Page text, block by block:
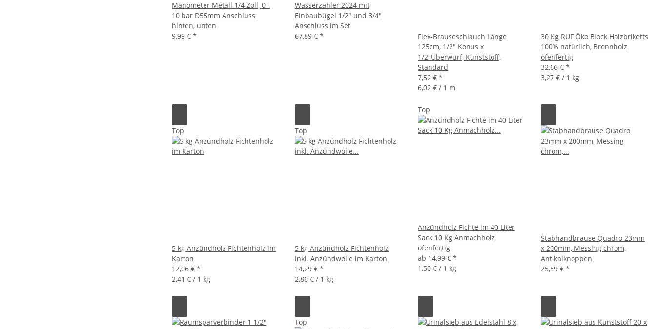
Manometer Metall 1/4 Zoll, 0 -
10 bar D55mm Anschluss
hinten, unten
9,99 € *
Wasserzähler 2024 mit
Einbaubügel 1/2" und 3/4"
Anschluss im Set
67,89 € *
Flex-Brauseschlauch Länge
125cm, 1/2" Konus x
1/2"Überwurf, Kunststoff,
Standard
7,52 € *
6,02 € / 1 m
30 Kg RUF Öko Block Holzbriketts
100% natürlich, Brennholz
ofenfertig
32,66 € *
3,27 € / 1 kg
Top
5 kg Anzündholz Fichtenholz im
Karton
12,06 € *
2,41 € / 1 kg
Top
5 kg Anzündholz Fichtenholz
inkl. Anzündwolle im Karton
14,29 € *
2,86 € / 1 kg
Top
Anzündholz Fichte im 40 Liter
Sack 10 Kg Anmachholz
ofenfertig
ab 14,99 € *
1,50 € / 1 kg
Stabhandbrause Quadro 23mm
x 200mm, Messing chrom,
Antikalknoppen
25,59 € *
Top